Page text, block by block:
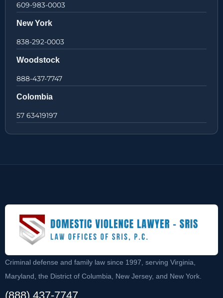
609-983-0003
New York
838-292-0003
Woodstock
888-437-7747
Colombia
57 63419197
Criminal defense and family law since 1997, serving Virginia,
Maryland, the District of Columbia, New Jersey, and New York.
(888) 437-7747